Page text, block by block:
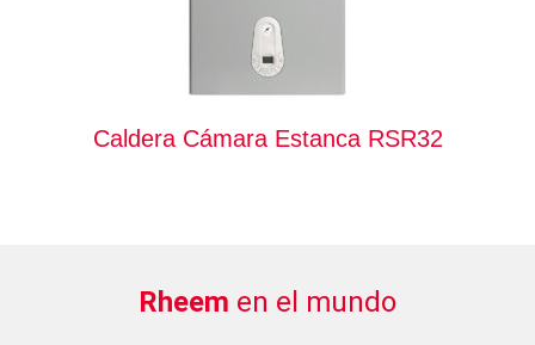
Caldera Cámara Estanca RSR32
Rheem en el mundo